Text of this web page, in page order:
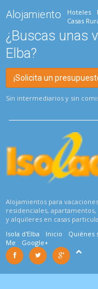
Alojamiento Hoteles
Casas
¿Buscas unas
Elba?
¡Solicita un
Sin intermediarios y sin
Alojamientos para
residenciales,
y alquileres en casas
Isola d'Elba
Inicio Quiénes
Me
Google+